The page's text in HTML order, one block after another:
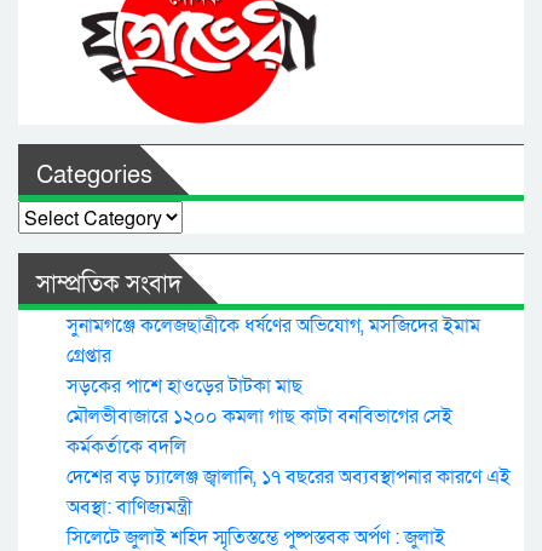
Categories
Categories
সাম্প্রতিক সংবাদ
সুনামগঞ্জে কলেজছাত্রীকে ধর্ষণের অভিযোগ, মসজিদের ইমাম
গ্রেপ্তার
সড়কের পাশে হাওড়ের টাটকা মাছ
মৌলভীবাজারে ১২০০ কমলা গাছ কাটা বনবিভাগের সেই
কর্মকর্তাকে বদলি
দেশের বড় চ্যালেঞ্জ জ্বালানি, ১৭ বছরের অব্যবস্থাপনার কারণে এই
অবস্থা: বাণিজ্যমন্ত্রী
সিলেটে জুলাই শহিদ স্মৃতিস্তম্ভে পুষ্পস্তবক অর্পণ : জুলাই